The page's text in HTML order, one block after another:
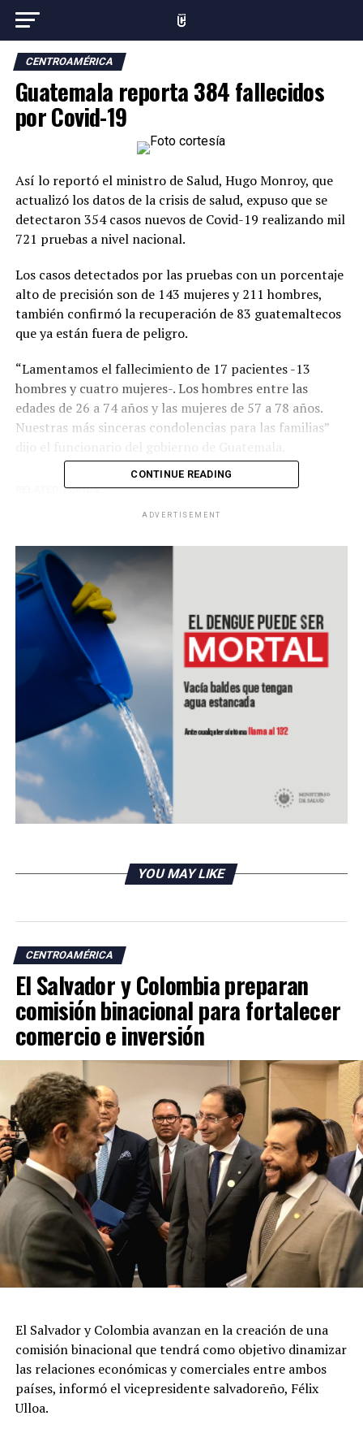
CENTROAMÉRICA
Guatemala reporta 384 fallecidos
por Covid-19
Así lo reportó el ministro de Salud, Hugo Monroy, que
actualizó los datos de la crisis de salud, expuso que se
detectaron 354 casos nuevos de Covid-19 realizando mil
721 pruebas a nivel nacional.
Los casos detectados por las pruebas con un porcentaje
alto de precisión son de 143 mujeres y 211 hombres,
también confirmó la recuperación de 83 guatemaltecos
que ya están fuera de peligro.
“Lamentamos el fallecimiento de 17 pacientes -13
hombres y cuatro mujeres-. Los hombres entre las
edades de 26 a 74 años y las mujeres de 57 a 78 años.
Nuestras más sinceras condolencias para las familias”
RELATED TOPICS:
alimentaria
DON'T MISS
Gobierno de El Salvador anuncia reapertura económica
en cinco fases
CONTINUE READING
ADVERTISEMENT
YOU MAY LIKE
CENTROAMÉRICA
El Salvador y Colombia preparan
comisión binacional para fortalecer
comercio e inversión
El Salvador y Colombia avanzan en la creación de una
comisión binacional que tendrá como objetivo dinamizar
las relaciones económicas y comerciales entre ambos
países, informó el vicepresidente salvadoreño, Félix
Ulloa.